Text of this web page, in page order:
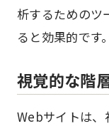
析するためのツ
ると効果的です。
視覚的な階
Webサイトは、